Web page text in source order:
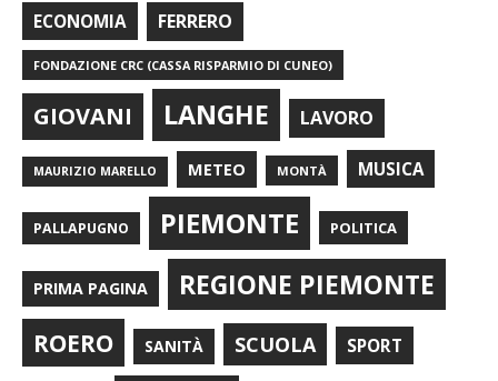
ECONOMIA FERRERO
FONDAZIONE CRC (CASSA RISPARMIO DI CUNEO)
GIOVANI LANGHE LAVORO
MAURIZIO MARELLO METEO MONTÀ MUSICA
PALLAPUGNO PIEMONTE POLITICA
PRIMA PAGINA REGIONE PIEMONTE
ROERO SANITÀ SCUOLA SPORT